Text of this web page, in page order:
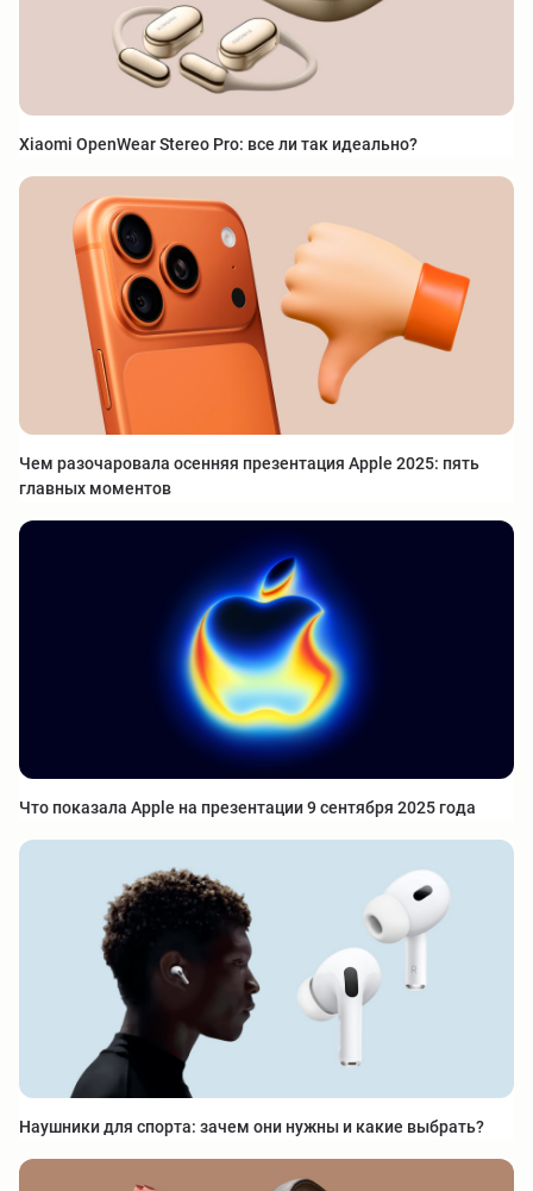
Xiaomi OpenWear Stereo Pro: все ли так идеально?
Чем разочаровала осенняя презентация Apple 2025: пять
главных моментов
Что показала Apple на презентации 9 сентября 2025 года
Наушники для спорта: зачем они нужны и какие выбрать?